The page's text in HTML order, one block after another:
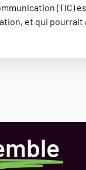
(TIC)
et qui pourrait